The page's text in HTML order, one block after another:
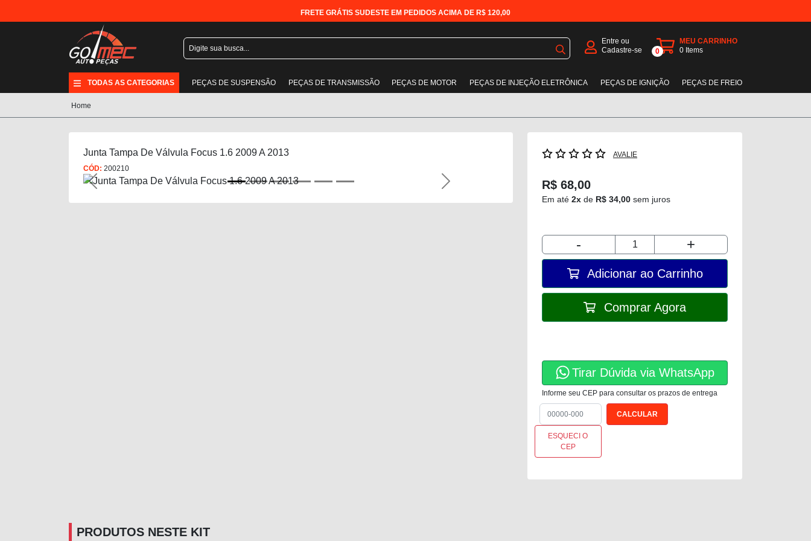
FRETE GRÁTIS SUDESTE EM PEDIDOS ACIMA DE R$ 120,00
Entre ou
Cadastre-se
0
MEU CARRINHO
0 Items
TODAS AS CATEGORIAS PEÇAS DE SUSPENSÃO PEÇAS DE TRANSMISSÃO PEÇAS DE MOTOR PEÇAS DE INJEÇÃO ELETRÔNICA PEÇAS DE IGNIÇÃO PEÇAS DE FREIO
Home
Junta Tampa De Válvula Focus 1.6 2009 A 2013
CÓD: 200210
Previous Next
AVALIE
R$ 68,00
Em até 2x de R$ 34,00 sem juros
- +
Adicionar ao Carrinho
Comprar Agora
Tirar Dúvida via WhatsApp
Informe seu CEP para consultar os prazos de entrega
ESQUECI O
CEP
PRODUTOS NESTE KIT